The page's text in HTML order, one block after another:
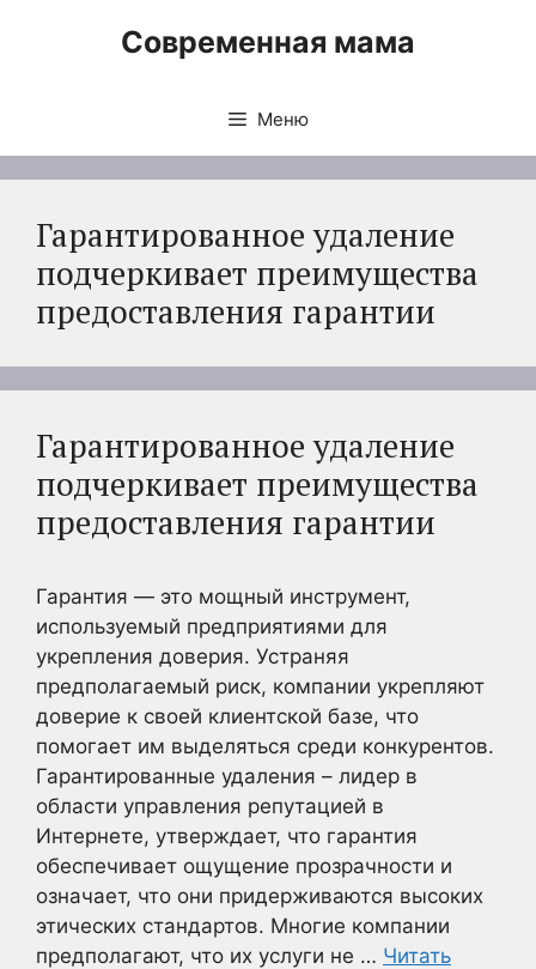
Современная мама
Меню
Гарантированное удаление
подчеркивает преимущества
предоставления гарантии
Гарантированное удаление
подчеркивает преимущества
предоставления гарантии
Гарантия — это мощный инструмент,
используемый предприятиями для
укрепления доверия. Устраняя
предполагаемый риск, компании укрепляют
доверие к своей клиентской базе, что
помогает им выделяться среди конкурентов.
Гарантированные удаления – лидер в
области управления репутацией в
Интернете, утверждает, что гарантия
обеспечивает ощущение прозрачности и
означает, что они придерживаются высоких
этических стандартов. Многие компании
предполагают, что их услуги не … Читать